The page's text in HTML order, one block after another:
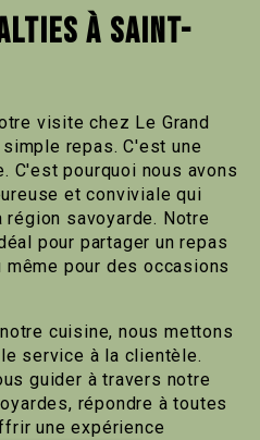
À SAINT-
visite chez Le Grand
repas. C'est une
C'est pourquoi nous avons
et conviviale qui
savoyarde. Notre
pour partager un repas
pour des occasions
cuisine, nous mettons
service à la clientèle.
guider à travers notre
répondre à toutes
une expérience